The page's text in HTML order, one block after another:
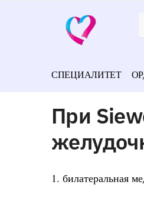
СПЕЦИАЛИТЕТ
При
1. билатеральная